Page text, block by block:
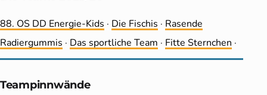
88. OS DD Energie-Kids · Die Fischis · Rasende
Radiergummis · Das sportliche Team · Fitte Sternchen ·
Teampinnwände